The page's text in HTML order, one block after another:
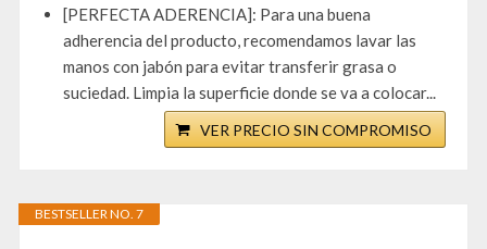
[PERFECTA ADERENCIA]: Para una buena
adherencia del producto, recomendamos lavar las
manos con jabón para evitar transferir grasa o
suciedad. Limpia la superficie donde se va a colocar...
VER PRECIO SIN COMPROMISO
BESTSELLER NO. 7